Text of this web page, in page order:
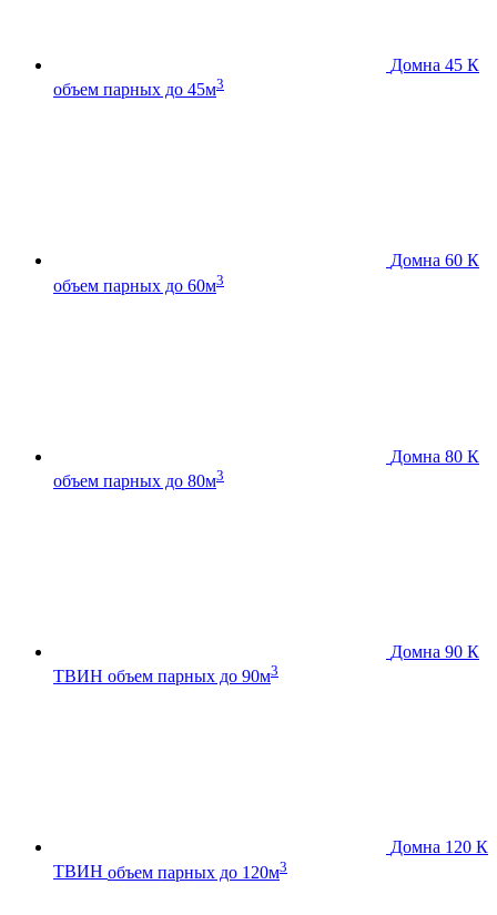
Домна 45 К
объем парных до 45м3
Домна 60 К
объем парных до 60м3
Домна 80 К
объем парных до 80м3
Домна 90 К
ТВИН объем парных до 90м3
Домна 120 К
ТВИН объем парных до 120м3